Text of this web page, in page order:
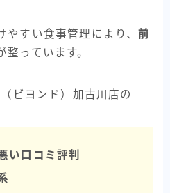
やすい食事管理により、前
整っています。
ビヨンド）加古川店の
い口コミ評判